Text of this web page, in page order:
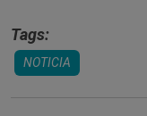
Tags:
NOTICIA